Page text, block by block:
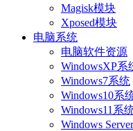
Magisk模块
Xposed模块
电脑系统
电脑软件资源
WindowsXP系
Windows7系统
Windows10系
Windows11系
Windows